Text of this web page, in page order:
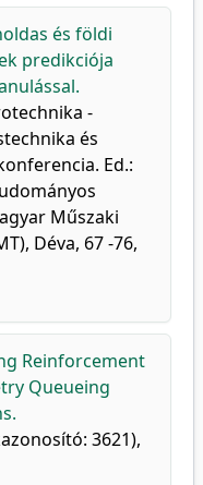
és földi
predikciója
-
és
Ed.:
Műszaki
Déva, 67 -76,
Reinforcement
Queueing
3621),